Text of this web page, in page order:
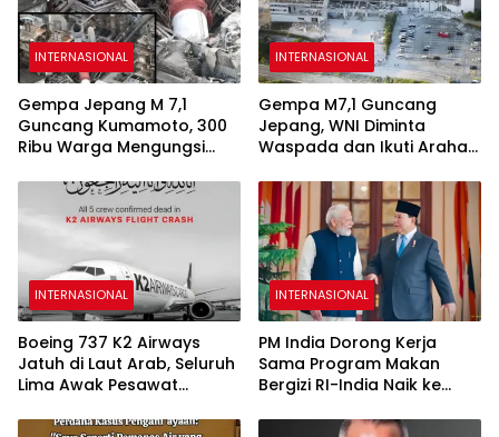
INTERNASIONAL
Gempa Jepang M 7,1
Guncang Kumamoto, 300
Ribu Warga Mengungsi
INTERNASIONAL
Gempa M7,1 Guncang
Jepang, WNI Diminta
Waspada dan Ikuti Arahan
INTERNASIONAL
Boeing 737 K2 Airways
Jatuh di Laut Arab, Seluruh
Lima Awak Pesawat
INTERNASIONAL
PM India Dorong Kerja
Sama Program Makan
Bergizi RI-India Naik ke